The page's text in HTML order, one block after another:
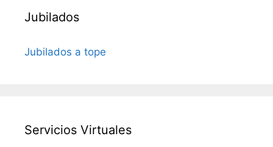
Jubilados
Jubilados a tope
Servicios Virtuales